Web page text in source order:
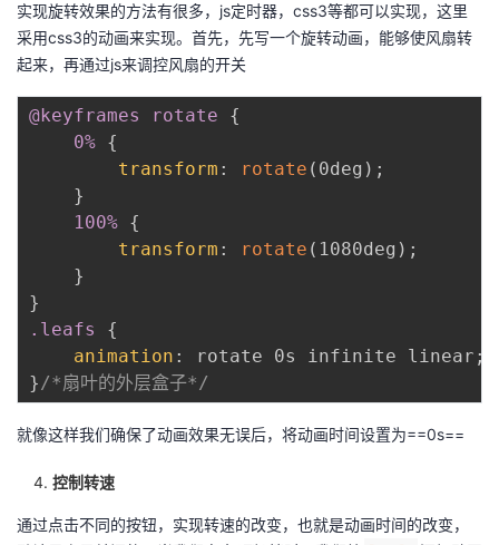
实现旋转效果的方法有很多，js定时器，css3等都可以实现，这里
采用css3的动画来实现。首先，先写一个旋转动画，能够使风扇转
起来，再通过js来调控风扇的开关
@keyframes rotate
{
0% {
transform : rotate ( 0deg ) ;
}
100% {
transform : rotate ( 1080deg ) ;
}
}
.leafs
{
animation : rotate 0s infinite linear ;
}/*扇叶的外层盒子*/
就像这样我们确保了动画效果无误后，将动画时间设置为==0s==
控制转速
通过点击不同的按钮，实现转速的改变，也就是动画时间的改变，